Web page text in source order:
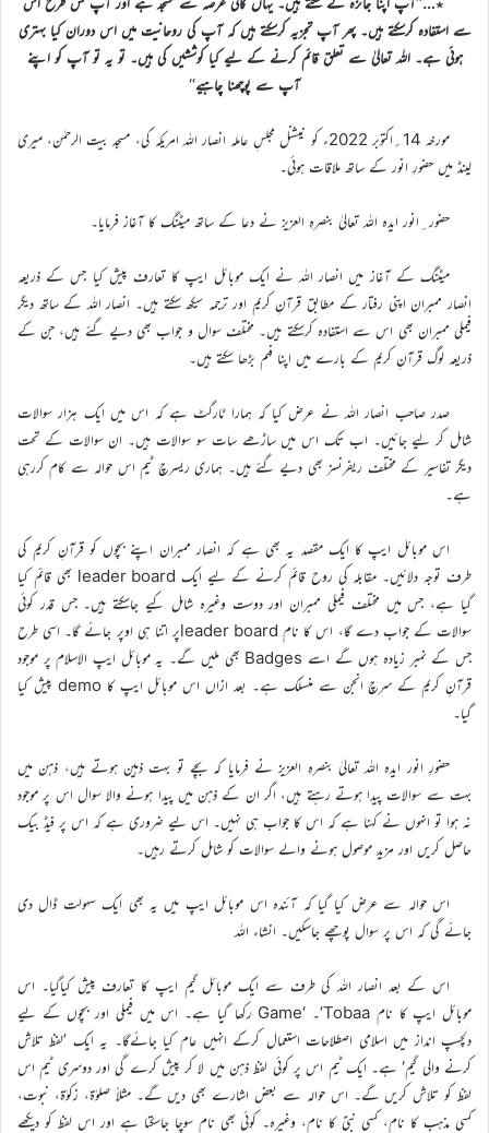
سے استفادہ کرسکتے ہیں۔ پھر آپ تجزیہ کرسکتے ہیں کہ آپ کی روحانیت میں اس دوران کیا بہتری
ہوئی ہے۔ اللہ تعالیٰ سے تعلق قائم کرنے کے لیے کیا کوششیں کی ہیں۔ تو یہ تو آپ کو اپنے
آپ سے پوچھنا چاہیے‘‘
مورخہ 14؍اکتوبر 2022ء کو نیشنل مجلسِ عاملہ انصار اللہ امریکہ کی، مسجد بیت الرحمٰن، میری
لینڈ میں حضورِ انور کے ساتھ ملاقات ہوئی۔
حضور ِانور ایدہ اللہ تعالیٰ بنصرہِ العزیز نے دعا کے ساتھ میٹنگ کا آغاز فرمایا۔
میٹنگ کے آغاز میں انصار اللہ نے ایک موبائل ایپ کا تعارف پیش کیا جس کے ذریعہ
انصار ممبران اپنی رفتار کے مطابق قرآنِ کریم اور ترجمہ سیکھ سکتے ہیں۔ انصار اللہ کے ساتھ دیگر
فیملی ممبران بھی اس سے استفادہ کرسکتے ہیں۔ مختلف سوال و جواب بھی دیے گئے ہیں، جن کے
ذریعہ لوگ قرآنِ کریم کے بارے میں اپنا فہم بڑھا سکتے ہیں۔
صدر صاحب انصار اللہ نے عرض کیا کہ ہمارا ٹارگٹ ہے کہ اس میں ایک ہزار سوالات
شامل کر لیے جائیں۔ اب تک اس میں ساڑھے سات سو سوالات ہیں۔ ان سوالات کے تحت
دیگر تفاسیر کے مختلف ریفرنسز بھی دیے گئے ہیں۔ ہماری ریسرچ ٹیم اس حوالہ سے کام کررہی
ہے۔
اس موبائل ایپ کا ایک مقصد یہ بھی ہے کہ انصار ممبران اپنے بچوں کو قرآنِ کریم کی
طرف توجہ دلائیں۔ مقابلہ کی روح قائم کرنے کے لیے ایک leader board بھی قائم کیا
گیا ہے، جس میں مختلف فیملی ممبران اور دوست وغیرہ شامل کیے جاسکتے ہیں۔ جس قدر کوئی
سوالات کے جواب دے گا، اس کا نام leader boardپر اتنا ہی اوپر جائے گا۔ اسی طرح
جس کے نمبر زیادہ ہوں گے اسے Badges بھی ملیں گے۔ یہ موبائل ایپ الاسلام پر موجود
قرآنِ کریم کے سرچ انجن سے منسلک ہے۔ بعد ازاں اس موبائل ایپ کا demo پیش کیا
گیا۔
حضورِ انور ایدہ اللہ تعالیٰ بنصرہِ العزیز نے فرمایا کہ بچے تو بہت ذہین ہوتے ہیں، ذہن میں
بہت سے سوالات پیدا ہوتے رہتے ہیں، اگر ان کے ذہن میں پیدا ہونے والا سوال اس پر موجود
نہ ہوا تو انہوں نے کہنا ہے کہ اس کا جواب ہی نہیں۔ اس لیے ضروری ہے کہ اس پر فیڈ بیک
حاصل کریں اور مزید موصول ہونے والے سوالات کو شامل کرتے رہیں۔
اس حوالہ سے عرض کیا گیا کہ آئندہ اس موبائل ایپ میں یہ بھی ایک سہولت ڈال دی
جائے گی کہ اس پر سوال پوچھے جاسکیں۔ انشاء اللہ
اس کے بعد انصار اللہ کی طرف سے ایک موبائل گیم ایپ کا تعارف پیش کیاگیا۔ اس
موبائل ایپ کا نام Tobaa’۔ ‘Game رکھا گیا ہے۔ اس میں فیملی اور بچوں کے لیے
دلچسپ انداز میں اسلامی اصطلاحات استعمال کرکے انہیں عام کیا جائےگا۔ یہ ایک ’لفظ تلاش
کرنے والی گیم‘ ہے۔ ایک ٹیم اس پر کوئی لفظ ذہن میں لا کر پیش کرے گی اور دوسری ٹیم اس
لفظ کو تلاش کریں گے۔ اس حوالہ سے بعض اشارے بھی دیں گے۔ مثلاً صلوٰۃ، زکوٰۃ، نبوت،
کسی مذہب کا نام، کسی نبیؑ کا نام، وغیرہ۔ کوئی بھی نام سوچا جاسکتا ہے اور اس لفظ کو دیکھے